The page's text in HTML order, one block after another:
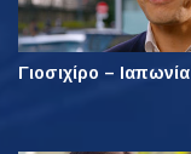
Γιοσιχίρο – Ιαπωνία